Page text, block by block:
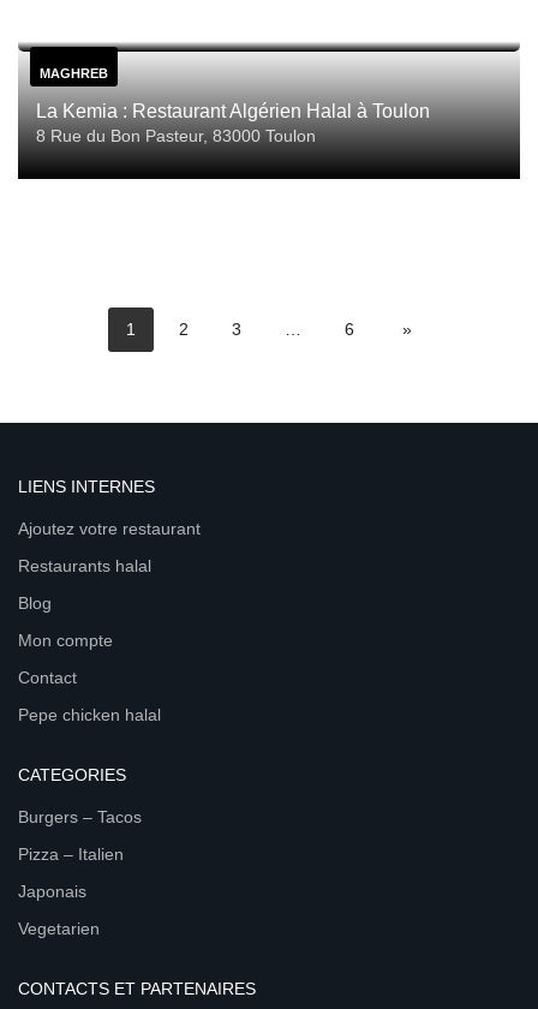
MAGHREB
La Kemia : Restaurant Algérien Halal à Toulon
8 Rue du Bon Pasteur, 83000 Toulon
1 2 3 … 6 »
LIENS INTERNES
Ajoutez votre restaurant
Restaurants halal
Blog
Mon compte
Contact
Pepe chicken halal
CATEGORIES
Burgers – Tacos
Pizza – Italien
Japonais
Vegetarien
CONTACTS ET PARTENAIRES